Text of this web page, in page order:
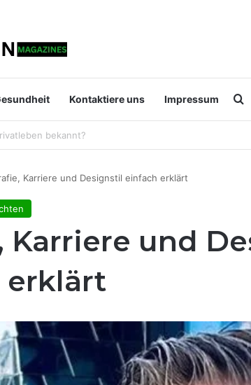
Kontaktiere uns Impressum
und Beziehung zu Florian Silbereisen
Karriere und Designstil einfach erklärt
Karriere und
erklärt